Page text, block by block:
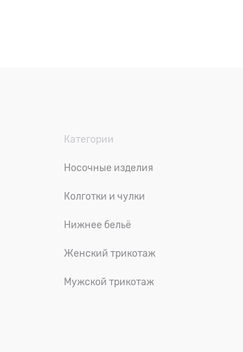
Категории
Носочные изделия
Колготки и чулки
Нижнее бельё
Женский трикотаж
Мужской трикотаж